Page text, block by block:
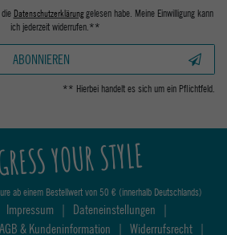
Daten­schutz­erklärunggelesen habe. Meine Einwilligung kann
ich jederzeit widerrufen.**
ABONNIEREN
** Hierbei handelt es sich um ein Pflichtfeld.
YOUR STYLE
ab einem Bestellwert von 50 € (innerhalb Deutschlands)
Impressum | Dateneinstellungen |
AGB & Kundeninformation | Widerrufsrecht |